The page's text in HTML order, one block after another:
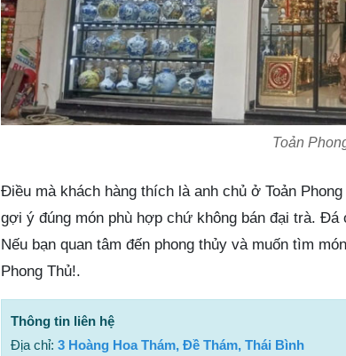
Toản
Điều mà khách hàng thích là anh chủ ở Toản
gợi ý đúng món phù hợp chứ không bán đại trà.
Nếu bạn quan tâm đến phong thủy và muốn tìm
Phong Thủ!.
Thông tin liên hệ
Địa chỉ: 3 Hoàng Hoa Thám, Đề Thám, Thái Bình